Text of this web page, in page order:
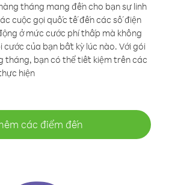
tháng mang đến cho bạn sự linh
cuộc gọi quốc tế đến các số điện
ở mức cước phí thấp mà không
cước của bạn bất kỳ lúc nào. Với gói
tháng, bạn có thể tiết kiệm trên các
hiện
các điểm đến